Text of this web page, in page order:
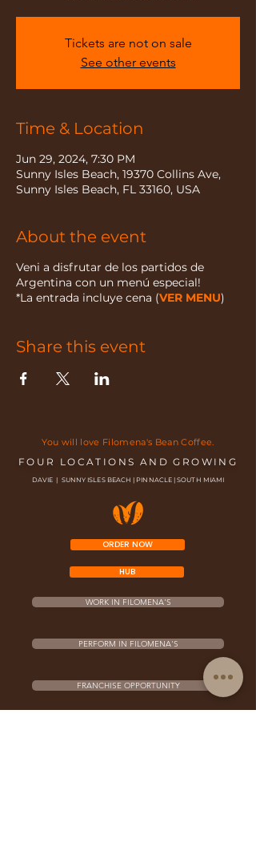
Tickets are not on sale
See other events
Time & Location
Jun 29, 2024, 7:30 PM
Sunny Isles Beach, 19370 Collins Ave,
Sunny Isles Beach, FL 33160, USA
About the event
Veni a disfrutar de los partidos de
Argentina con un menú especial!
*La entrada incluye cena (VER MENU)
Share this event
You will love Filomena's Bean Coffee.
FOUR LOCATIONS AND GROWING
DAVIE | SUNNY ISLES BEACH | PINNACLE | SOUTH MIAMI
ORDER NOW
HUB
WORK IN FILOMENA'S
PERFORM IN FILOMENA'S
FRANCHISE OPPORTUNITY